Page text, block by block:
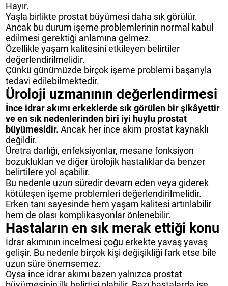
Hayır.
Yaşla birlikte prostat büyümesi daha sık görülür.
Ancak bu durum işeme problemlerinin normal kabul
edilmesi gerektiği anlamına gelmez.
Özellikle yaşam kalitesini etkileyen belirtiler
değerlendirilmelidir.
Çünkü günümüzde birçok işeme problemi başarıyla
tedavi edilebilmektedir.
Üroloji uzmanının değerlendirmesi
İnce idrar akımı erkeklerde sık görülen bir şikâyettir
ve en sık nedenlerinden biri iyi huylu prostat
büyümesidir. Ancak her ince akım prostat kaynaklı
değildir.
Üretra darlığı, enfeksiyonlar, mesane fonksiyon
bozuklukları ve diğer ürolojik hastalıklar da benzer
belirtilere yol açabilir.
Bu nedenle uzun süredir devam eden veya giderek
kötüleşen işeme problemleri değerlendirilmelidir.
Erken tanı sayesinde hem yaşam kalitesi artırılabilir
hem de olası komplikasyonlar önlenebilir.
Hastaların en sık merak ettiği konu
İdrar akımının incelmesi çoğu erkekte yavaş yavaş
gelişir. Bu nedenle birçok kişi değişikliği fark etse bile
uzun süre önemsemez.
Oysa ince idrar akımı bazen yalnızca prostat